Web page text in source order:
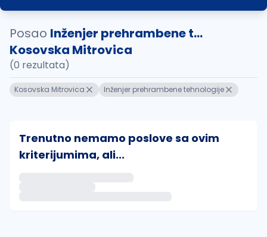
Posao Inženjer prehrambene t...
Kosovska Mitrovica
(0 rezultata)
Kosovska Mitrovica Inženjer prehrambene tehnologije
Trenutno nemamo poslove sa ovim
kriterijumima, ali...